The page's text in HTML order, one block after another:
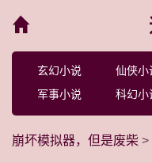
玄幻小说 仙侠小
军事小说
科幻小
崩坏模拟器，但是废柴 >